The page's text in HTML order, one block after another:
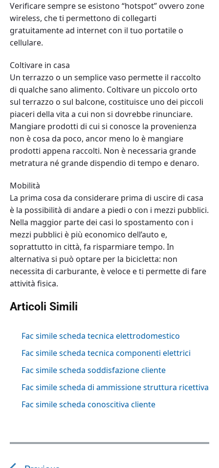
Verificare sempre se esistono “hotspot” ovvero zone
wireless, che ti permettono di collegarti
gratuitamente ad internet con il tuo portatile o
cellulare.
Coltivare in casa
Un terrazzo o un semplice vaso permette il raccolto
di qualche sano alimento. Coltivare un piccolo orto
sul terrazzo o sul balcone, costituisce uno dei piccoli
piaceri della vita a cui non si dovrebbe rinunciare.
Mangiare prodotti di cui si conosce la provenienza
non è cosa da poco, ancor meno lo è mangiare
prodotti appena raccolti. Non è necessaria grande
metratura né grande dispendio di tempo e denaro.
Mobilità
La prima cosa da considerare prima di uscire di casa
è la possibilità di andare a piedi o con i mezzi pubblici.
Nella maggior parte dei casi lo spostamento con i
mezzi pubblici è più economico dell’auto e,
soprattutto in città, fa risparmiare tempo. In
alternativa si può optare per la bicicletta: non
necessita di carburante, è veloce e ti permette di fare
attività fisica.
Articoli Simili
Fac simile scheda tecnica elettrodomestico
Fac simile scheda tecnica componenti elettrici
Fac simile scheda soddisfazione cliente
Fac simile scheda di ammissione struttura ricettiva
Fac simile scheda conoscitiva cliente
N